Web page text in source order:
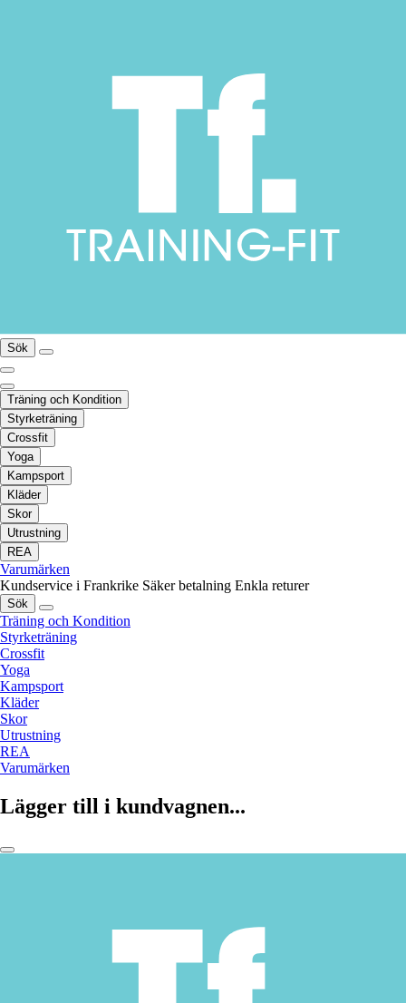
Sök
Träning och Kondition
Styrketräning
Crossfit
Yoga
Kampsport
Kläder
Skor
Utrustning
REA
Varumärken
Kundservice i Frankrike Säker betalning Enkla returer
Sök
Träning och Kondition
Styrketräning
Crossfit
Yoga
Kampsport
Kläder
Skor
Utrustning
REA
Varumärken
Lägger till i kundvagnen...